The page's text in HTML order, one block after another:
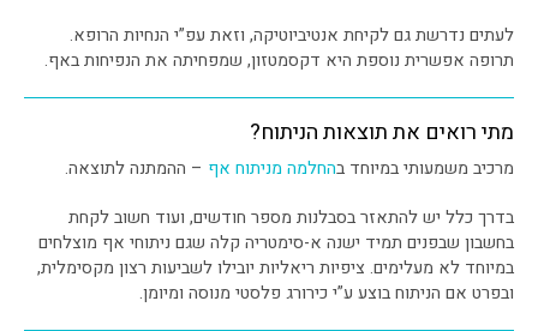
לעתים נדרשת גם לקיחת אנטיביוטיקה, וזאת עפ”י הנחיות הרופא.
תרופה אפשרית נוספת היא דקסמטזון, שמפחיתה את הנפיחות באף.
מתי רואים את תוצאות הניתוח?
מרכיב משמעותי במיוחד בהחלמה מניתוח אף – ההמתנה לתוצאה.
בדרך כלל יש להתאזר בסבלנות מספר חודשים, ועוד חשוב לקחת
בחשבון שבפנים תמיד ישנה א-סימטריה קלה שגם ניתוחי אף מוצלחים
במיוחד לא מעלימים. ציפיות ריאליות יובילו לשביעות רצון מקסימלית,
ובפרט אם הניתוח בוצע ע”י כירורג פלסטי מנוסה ומיומן.